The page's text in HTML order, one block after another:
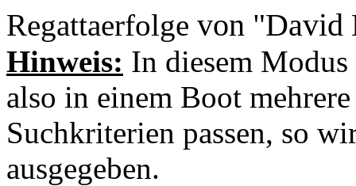
Regattaerfolge von "David
Hinweis: In diesem
also in einem Boot
Suchkriterien passen, so
ausgegeben.